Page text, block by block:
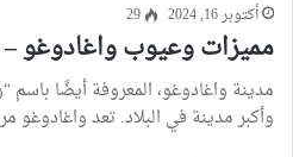
أكتوبر 16, 2024 29
مميزات وعيوب واغادوغو –
مدينة واغادوغو، المعروفة أيضًا باسم
وأكبر مدينة في البلاد. تعد واغادوغو